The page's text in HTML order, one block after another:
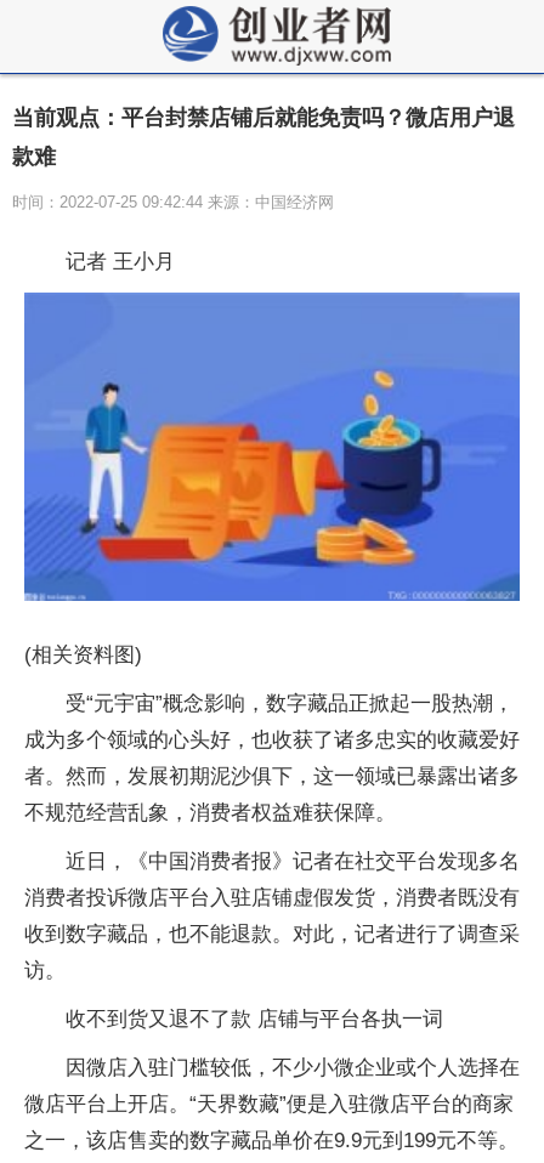
当前观点：平台封禁店铺后就能免责吗？微店用户退
款难
时间：2022-07-25 09:42:44 来源：中国经济网
记者 王小月
(相关资料图)
受“元宇宙”概念影响，数字藏品正掀起一股热潮，
成为多个领域的心头好，也收获了诸多忠实的收藏爱好
者。然而，发展初期泥沙俱下，这一领域已暴露出诸多
不规范经营乱象，消费者权益难获保障。
近日，《中国消费者报》记者在社交平台发现多名
消费者投诉微店平台入驻店铺虚假发货，消费者既没有
收到数字藏品，也不能退款。对此，记者进行了调查采
访。
收不到货又退不了款 店铺与平台各执一词
因微店入驻门槛较低，不少小微企业或个人选择在
微店平台上开店。“天界数藏”便是入驻微店平台的商家
之一，该店售卖的数字藏品单价在9.9元到199元不等。